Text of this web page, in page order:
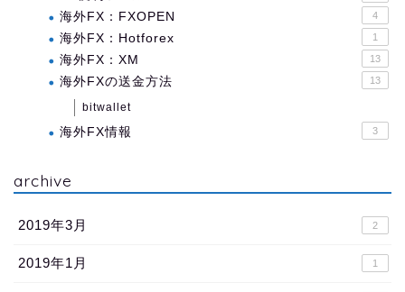
海外FX：FXOPEN 4
海外FX：Hotforex 1
海外FX：XM 13
海外FXの送金方法 13
bitwallet
海外FX情報 3
archive
2019年3月 2
2019年1月 1